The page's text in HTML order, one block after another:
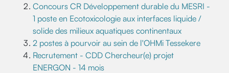
Concours CR Développement durable du MESRI -
1 poste en Ecotoxicologie aux interfaces liquide /
solide des milieux aquatiques continentaux
2 postes à pourvoir au sein de l'OHMi Tessekere
Recrutement - CDD Chercheur(e) projet
ENERGON - 14 mois